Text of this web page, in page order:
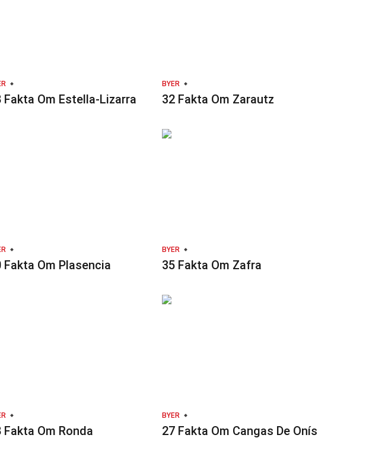
Fakta Om Estella-Lizarra
BYER
32 Fakta Om Zarautz
Fakta Om Plasencia
BYER
35 Fakta Om Zafra
Fakta Om Ronda
BYER
27 Fakta Om Cangas De Onís